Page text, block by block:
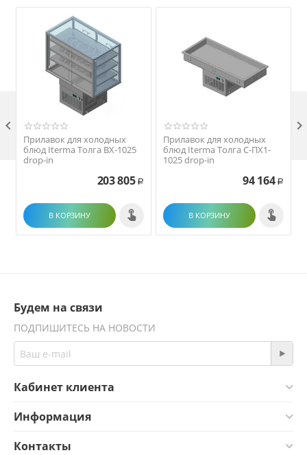
Прилавок для холодных
блюд Iterma Толга ВХ-1025
drop-in
203 805 Р
В КОРЗИНУ
Прилавок для холодных
блюд Iterma Толга С-ПХ1-
1025 drop-in
94 164 Р
В КОРЗИНУ
 
Будем на связи
ПОДПИШИТЕСЬ НА НОВОСТИ
Кабинет клиента
Информация
Контакты